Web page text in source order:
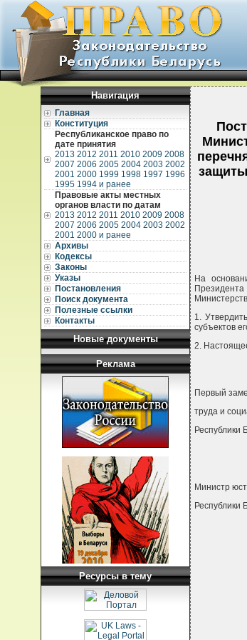
Навигация
Главная
Конституция
Республиканское право по
дате принятия
2013 2012 2011 2010 2009 2008
2007 2006 2005 2004 2003 2002
2001 2000 1999 1998 1997 1996
1995 1994 и ранее
Правовые акты местных
органов власти по датам
2013 2012 2011 2010 2009 2008
2007 2006 2005 2004 2003 2002
2001 2000 и ранее
Архивы
Кодексы
Законы
Указы
Постановления
Поиск документа
Полезные ссылки
Контакты
Новые документы
Реклама
Ресурсы в тему
На
1.
субъектов
2.
Первый
труда и
Республики
Министр
Республики